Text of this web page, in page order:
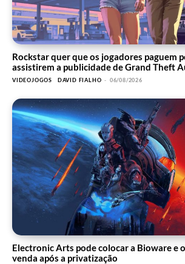
Rockstar quer que os jogadores paguem
assistirem a publicidade de Grand Theft
VIDEOJOGOS DAVID FIALHO - 06/08/2026
Electronic Arts pode colocar a Bioware e
venda após a privatização